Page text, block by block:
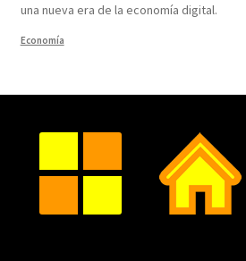
una nueva era de la economía digital.
Economía